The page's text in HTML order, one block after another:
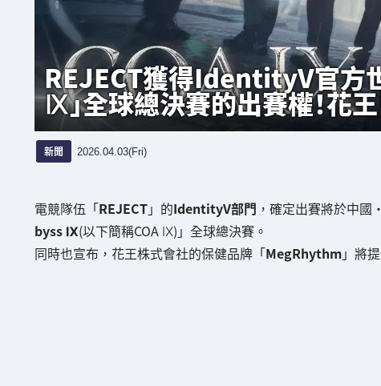
REJECT獲得IdentityV官方
Ⅸ」全球總決賽的出賽權！花
新聞 2026.04.03(Fri)
電競隊伍「REJECT」的IdentityV部門 ，確定出賽將於中國
byss Ⅸ(以下簡稱COA Ⅸ)」全球總決賽。
同時也宣布，花王株式會社的保健品牌「MegRhythm」將